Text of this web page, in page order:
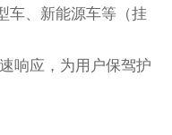
车、新能源车等（挂
响应，为用户保驾护